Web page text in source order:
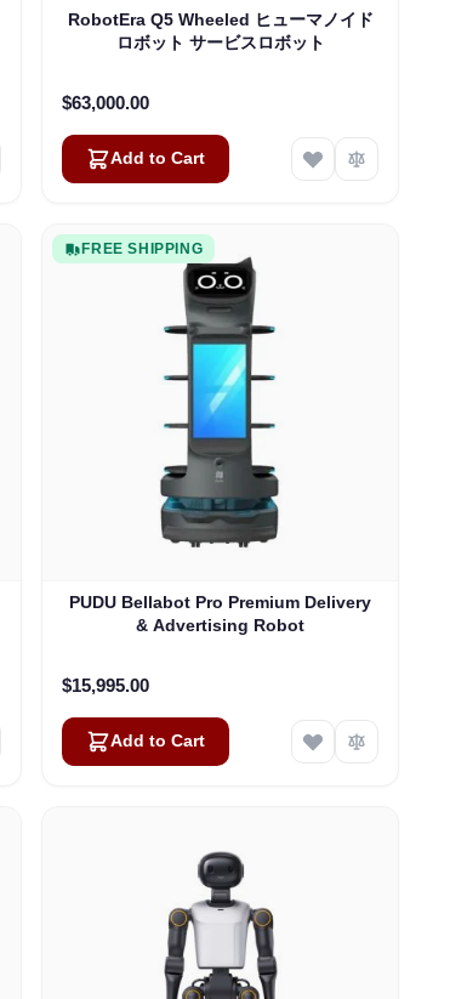
RobotEra Q5 Wheeled ヒューマノイド
ロボット サービスロボット
$63,000.00
Add to Cart
FREE SHIPPING
PUDU Bellabot Pro Premium Delivery
& Advertising Robot
$15,995.00
Add to Cart